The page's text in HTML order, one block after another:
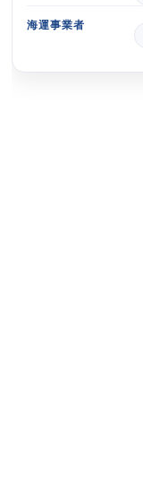
海運事業者